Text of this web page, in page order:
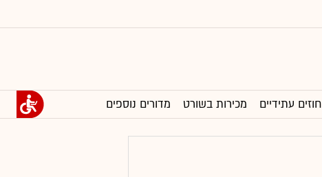
חוזים עתידיים מכירות בשורט מדורים נוספים